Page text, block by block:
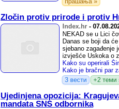
Zločin protiv prirode i protiv
Index.hr-
NEKAD se u Lici
Danas se boji da
sjebano zagađenje
izvješće Uskoka o
3 вести
+2 теми
Ujedinjena opozicija:
mandata SNS odbornika